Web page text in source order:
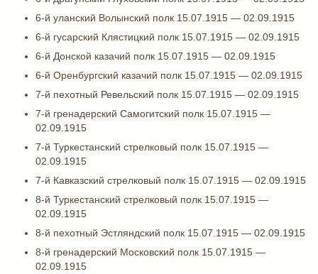
6-й уланский Волынский полк 15.07.1915 — 02.09.1915
6-й гусарский Клястицкий полк 15.07.1915 — 02.09.1915
6-й Донской казачий полк 15.07.1915 — 02.09.1915
6-й Оренбургский казачий полк 15.07.1915 — 02.09.1915
7-й пехотный Ревельский полк 15.07.1915 — 02.09.1915
7-й гренадерский Самогитский полк 15.07.1915 —
02.09.1915
7-й Туркестанский стрелковый полк 15.07.1915 —
02.09.1915
7-й Кавказский стрелковый полк 15.07.1915 — 02.09.1915
8-й Туркестанский стрелковый полк 15.07.1915 —
02.09.1915
8-й пехотный Эстляндский полк 15.07.1915 — 02.09.1915
8-й гренадерский Московский полк 15.07.1915 —
02.09.1915